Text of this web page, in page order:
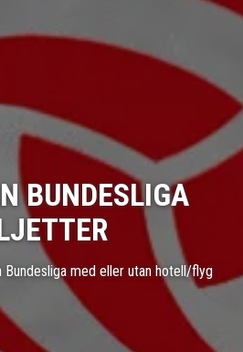
BUNDESLIGA
med eller utan hotell/flyg